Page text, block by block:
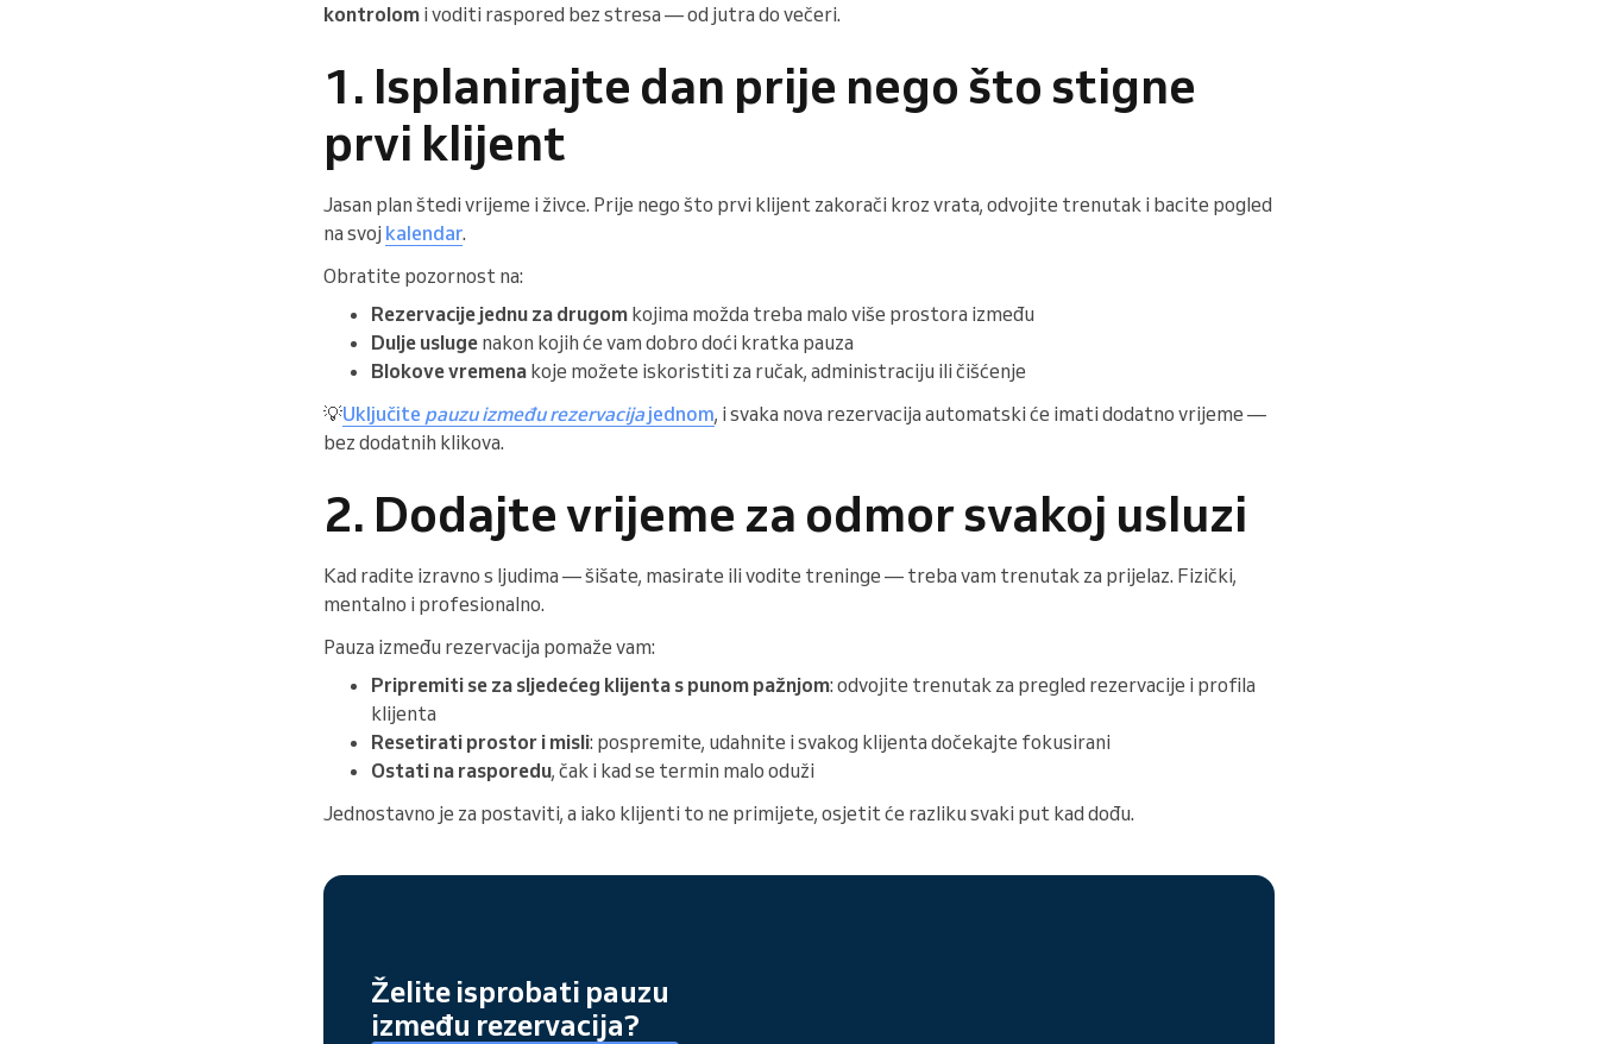
kontrolom i voditi raspored bez stresa — od jutra do večeri.
1. Isplanirajte dan prije nego što stigne
prvi klijent
Jasan plan štedi vrijeme i živce. Prije nego što prvi klijent zakorači kroz vrata, odvojite trenutak i bacite pogled
na svoj kalendar.
Obratite pozornost na:
Rezervacije jednu za drugom kojima možda treba malo više prostora između
Dulje usluge nakon kojih će vam dobro doći kratka pauza
Blokove vremena koje možete iskoristiti za ručak, administraciju ili čišćenje
💡Uključite pauzu između rezervacija jednom, i svaka nova rezervacija automatski će imati dodatno vrijeme —
bez dodatnih klikova.
2. Dodajte vrijeme za odmor svakoj usluzi
Kad radite izravno s ljudima — šišate, masirate ili vodite treninge — treba vam trenutak za prijelaz. Fizički,
mentalno i profesionalno.
Pauza između rezervacija pomaže vam:
Pripremiti se za sljedećeg klijenta s punom pažnjom: odvojite trenutak za pregled rezervacije i profila
klijenta
Resetirati prostor i misli: pospremite, udahnite i svakog klijenta dočekajte fokusirani
Ostati na rasporedu, čak i kad se termin malo oduži
Jednostavno je za postaviti, a iako klijenti to ne primijete, osjetit će razliku svaki put kad dođu.
Želite isprobati pauzu
između rezervacija?